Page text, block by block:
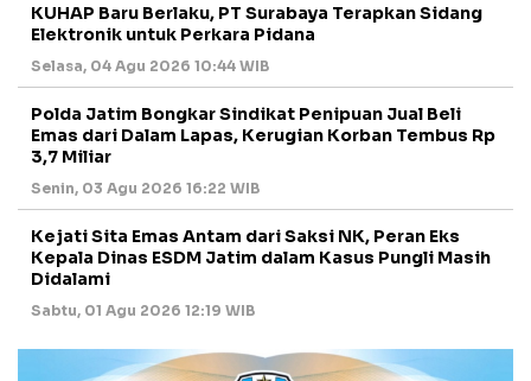
KUHAP Baru Berlaku, PT Surabaya Terapkan Sidang
Elektronik untuk Perkara Pidana
Selasa, 04 Agu 2026 10:44 WIB
Polda Jatim Bongkar Sindikat Penipuan Jual Beli
Emas dari Dalam Lapas, Kerugian Korban Tembus Rp
3,7 Miliar
Senin, 03 Agu 2026 16:22 WIB
Kejati Sita Emas Antam dari Saksi NK, Peran Eks
Kepala Dinas ESDM Jatim dalam Kasus Pungli Masih
Didalami
Sabtu, 01 Agu 2026 12:19 WIB